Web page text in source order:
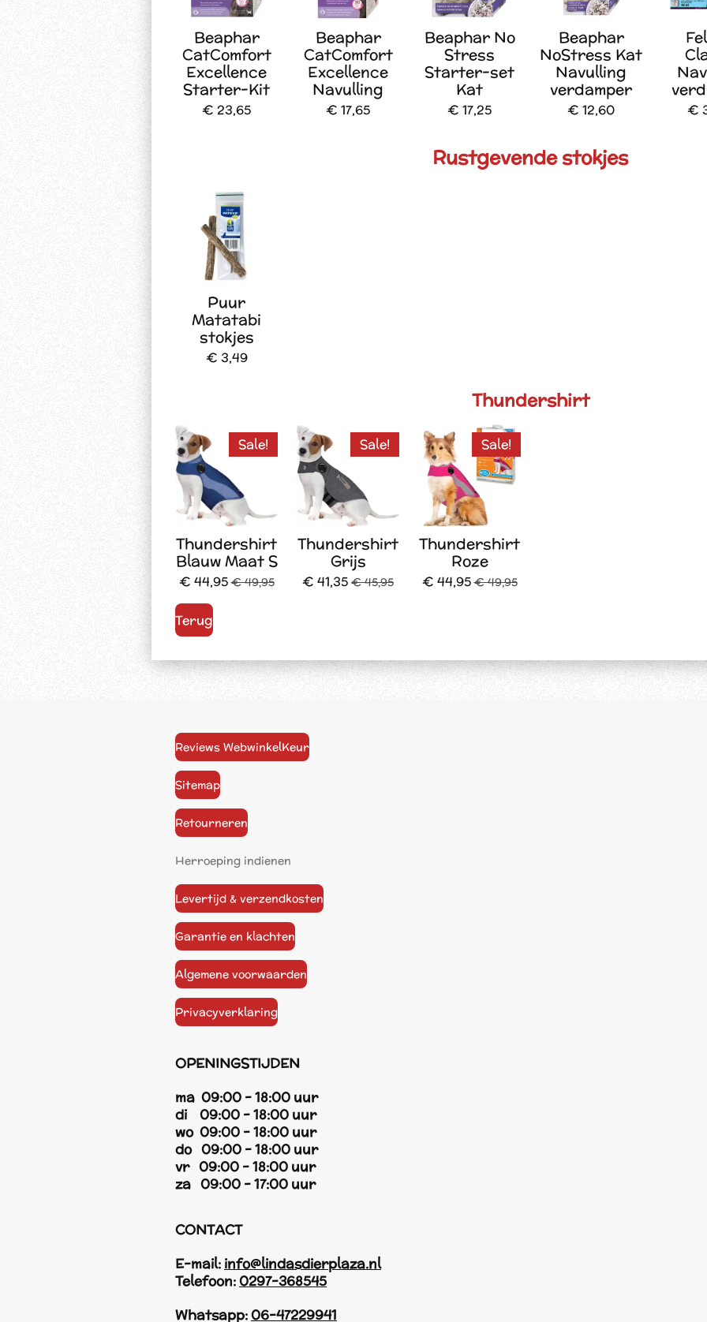
Beaphar
CatComfort
Excellence
Starter-Kit
€ 23,65
Beaphar
CatComfort
Excellence
Navulling
€ 17,65
Beaphar No
Stress
Starter-set
Kat
€ 17,25
Beaphar
NoStress Kat
Navulling
verdamper
€ 12,60 €
Rustgevende stokjes
Puur
Matatabi
stokjes
€ 3,49
Thundershirt
Sale!
Thundershirt
Blauw Maat S
€ 44,95 € 49,95
Sale!
Thundershirt
Grijs
€ 41,35 € 45,95
Sale!
Thundershirt
Roze
€ 44,95 € 49,95
Terug
Reviews WebwinkelKeur
Sitemap
Retourneren
Herroeping indienen
Levertijd & verzendkosten
Garantie en klachten
Algemene voorwaarden
Privacyverklaring
OPENINGSTIJDEN
ma 09:00 - 18:00 uur
di 09:00 - 18:00 uur
wo 09:00 - 18:00 uur
do 09:00 - 18:00 uur
vr 09:00 - 18:00 uur
za 09:00 - 17:00 uur
CONTACT
E-mail: info@lindasdierplaza.nl
Telefoon:0297-368545
Whatsapp:06-47229941